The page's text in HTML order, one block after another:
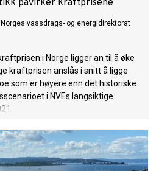
påvirker kraftprisene
Norges vassdrags- og energidirektorat
i Norge ligger an til å øke
kraftprisen anslås i snitt å ligge
som er høyere enn det historiske
i NVEs langsiktige